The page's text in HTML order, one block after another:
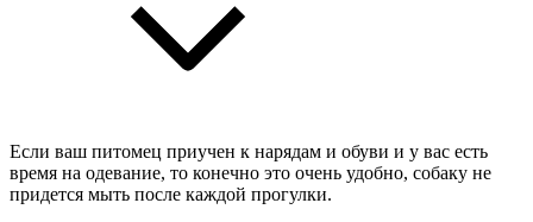
Если ваш питомец приучен к нарядам и обуви и у вас есть
время на одевание, то конечно это очень удобно, собаку не
придется мыть после каждой прогулки.